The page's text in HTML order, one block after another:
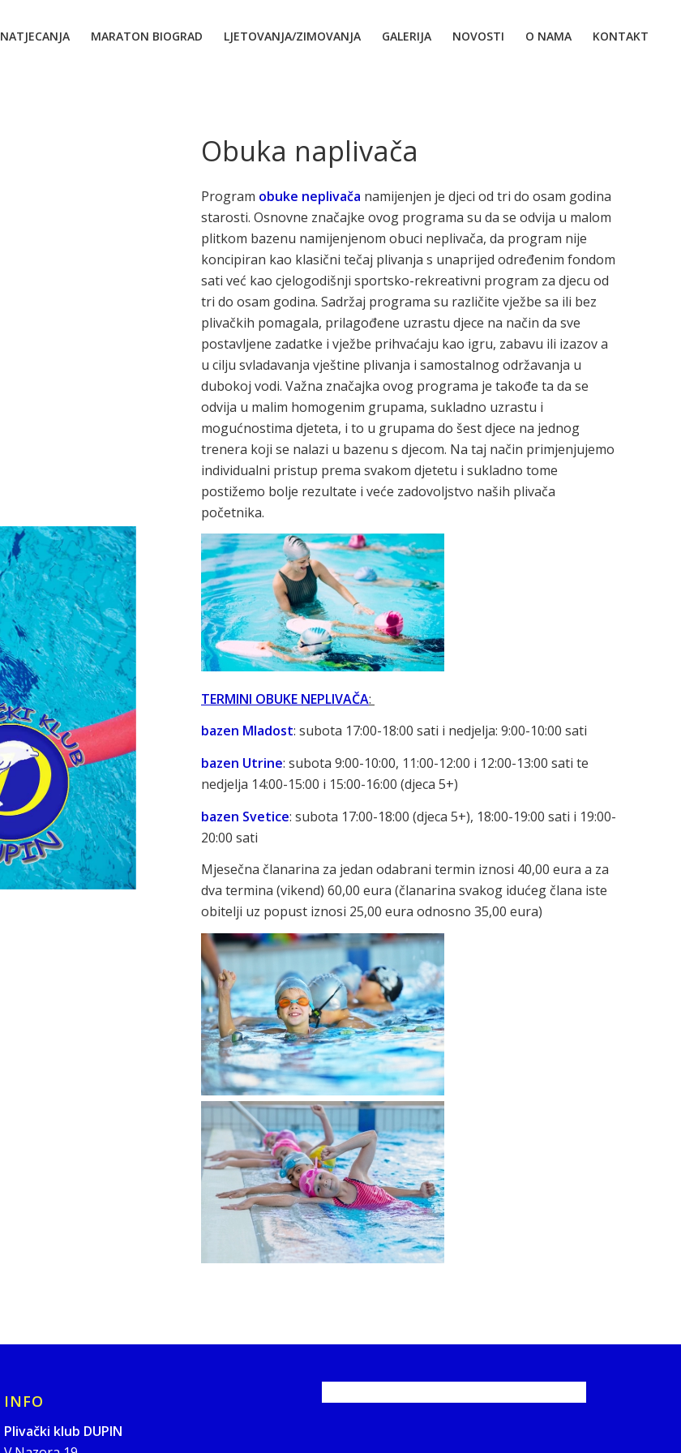
NATJECANJA MARATON BIOGRAD LJETOVANJA/ZIMOVANJA GALERIJA NOVOSTI O NAMA KONTAKT
Obuka naplivača
Program obuke neplivača namijenjen je djeci od tri do osam godina
starosti. Osnovne značajke ovog programa su da se odvija u malom
plitkom bazenu namijenjenom obuci neplivača, da program nije
koncipiran kao klasični tečaj plivanja s unaprijed određenim fondom
sati već kao cjelogodišnji sportsko-rekreativni program za djecu od
tri do osam godina. Sadržaj programa su različite vježbe sa ili bez
plivačkih pomagala, prilagođene uzrastu djece na način da sve
postavljene zadatke i vježbe prihvaćaju kao igru, zabavu ili izazov a
u cilju svladavanja vještine plivanja i samostalnog održavanja u
dubokoj vodi. Važna značajka ovog programa je takođe ta da se
odvija u malim homogenim grupama, sukladno uzrastu i
mogućnostima djeteta, i to u grupama do šest djece na jednog
trenera koji se nalazi u bazenu s djecom. Na taj način primjenjujemo
individualni pristup prema svakom djetetu i sukladno tome
postižemo bolje rezultate i veće zadovoljstvo naših plivača
početnika.
TERMINI OBUKE NEPLIVAČA:
bazen Mladost: subota 17:00-18:00 sati i nedjelja: 9:00-10:00 sati
bazen Utrine: subota 9:00-10:00, 11:00-12:00 i 12:00-13:00 sati te
nedjelja 14:00-15:00 i 15:00-16:00 (djeca 5+)
bazen Svetice: subota 17:00-18:00 (djeca 5+), 18:00-19:00 sati i 19:00-
20:00 sati
Mjesečna članarina za jedan odabrani termin iznosi 40,00 eura a za
dva termina (vikend) 60,00 eura (članarina svakog idućeg člana iste
obitelji uz popust iznosi 25,00 eura odnosno 35,00 eura)
INFO
Plivački klub DUPIN